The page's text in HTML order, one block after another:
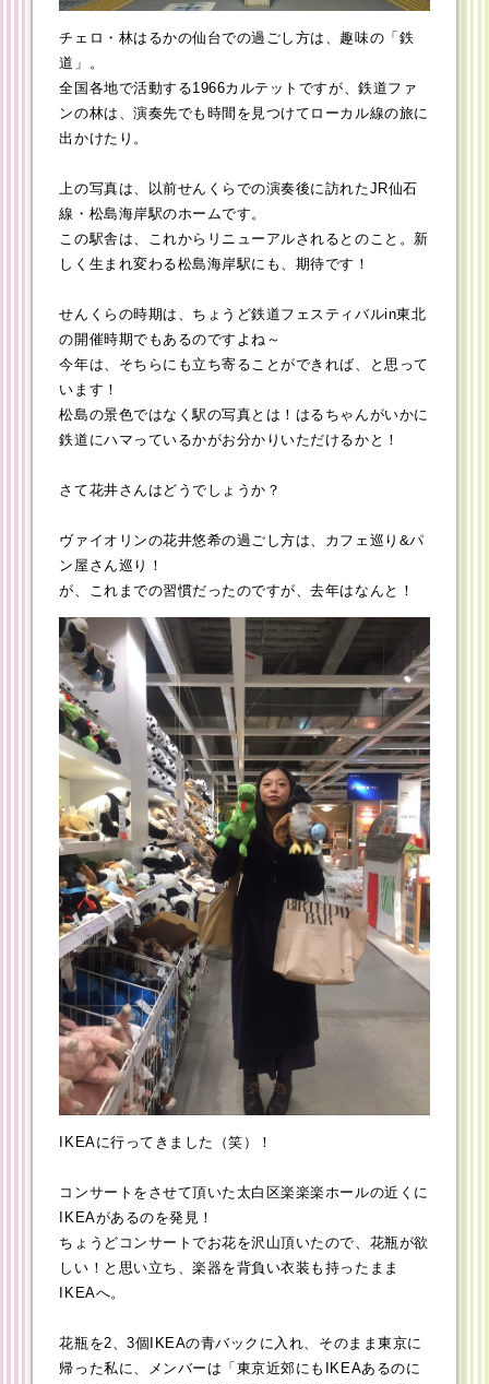
チェロ・林はるかの仙台での過ごし方は、趣味の「鉄
道」。
全国各地で活動する1966カルテットですが、鉄道ファ
ンの林は、演奏先でも時間を見つけてローカル線の旅に
出かけたり。
上の写真は、以前せんくらでの演奏後に訪れたJR仙石
線・松島海岸駅のホームです。
この駅舎は、これからリニューアルされるとのこと。新
しく生まれ変わる松島海岸駅にも、期待です！
せんくらの時期は、ちょうど鉄道フェスティバルin東北
の開催時期でもあるのですよね～
今年は、そちらにも立ち寄ることができれば、と思って
います！
松島の景色ではなく駅の写真とは！はるちゃんがいかに
鉄道にハマっているかがお分かりいただけるかと！
さて花井さんはどうでしょうか？
ヴァイオリンの花井悠希の過ごし方は、カフェ巡り&パ
ン屋さん巡り！
が、これまでの習慣だったのですが、去年はなんと！
IKEAに行ってきました（笑）！
コンサートをさせて頂いた太白区楽楽楽ホールの近くに
IKEAがあるのを発見！
ちょうどコンサートでお花を沢山頂いたので、花瓶が欲
しい！と思い立ち、楽器を背負い衣装も持ったまま
IKEAへ。
花瓶を2、3個IKEAの青バックに入れ、そのまま東京に
帰った私に、メンバーは「東京近郊にもIKEAあるのに